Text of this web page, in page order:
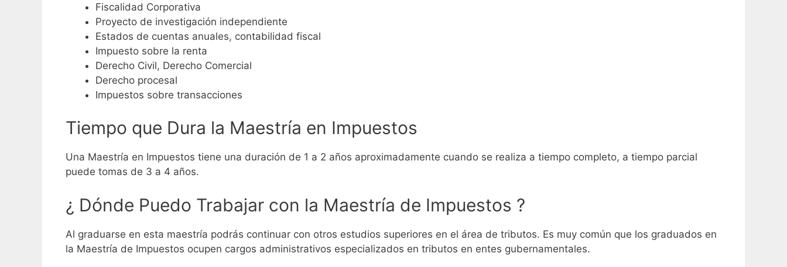
Fiscalidad Corporativa
Proyecto de investigación independiente
Estados de cuentas anuales, contabilidad fiscal
Impuesto sobre la renta
Derecho Civil, Derecho Comercial
Derecho procesal
Impuestos sobre transacciones
Tiempo que Dura la Maestría en Impuestos
Una Maestría en Impuestos tiene una duración de 1 a 2 años aproximadamente cuando se realiza a tiempo completo, a tiempo parcial
puede tomas de 3 a 4 años.
¿ Dónde Puedo Trabajar con la Maestría de Impuestos ?
Al graduarse en esta maestría podrás continuar con otros estudios superiores en el área de tributos. Es muy común que los graduados en
la Maestría de Impuestos ocupen cargos administrativos especializados en tributos en entes gubernamentales.